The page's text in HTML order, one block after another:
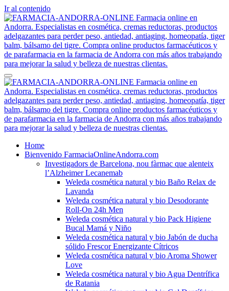
Ir al contenido
FARMACIA-ANDORRA-ONLINE Farmacia online en Andorra.
Especialistas en cosmética, cremas reductoras, productos adelgazantes
para perder peso, antiedad, antiaging, homeopatía, tiger balm,
bálsamo del tigre. Compra online productos farmacéuticos y de
parafarmacia en la farmacia de Andorra con más años trabajando para
mejorar la salud y belleza de nuestras clientas.
Farmacia online en Andorra. Especialistas en cosmética, cremas
reductoras, productos adelgazantes para perder peso, antiedad,
antiaging, homeopatía, tiger balm, bálsamo del tigre. Compra online
productos farmacéuticos y de parafarmacia en la farmacia de Andorra
con más años trabajando para mejorar la salud y belleza de nuestras
clientas.
Especialistas en cosmética, cremas reductoras, productos adelgazantes
para perder peso, antiedad, antiaging, homeopatía, tiger balm,
bálsamo del tigre. Compra online productos farmacéuticos y de
parafarmacia en la farmacia de Andorra con más años trabajando para
mejorar la salud y belleza de nuestras clientas.
Farmacia online en Andorra. Especialistas en cosmética, cremas
reductoras, productos adelgazantes para perder peso, antiedad,
antiaging, homeopatía, tiger balm, bálsamo del tigre. Compra online
productos farmacéuticos y de parafarmacia en la farmacia de Andorra
con más años trabajando para mejorar la salud y belleza de nuestras
Home
Bienvenido FarmaciaOnlineAndorra.com
Investigadors de Barcelona, nou fàrmac que alenteix
l’Alzheimer Lecanemab
Weleda cosmética natural y bio Baño Relax de
Lavanda
Weleda cosmética natural y bio Desodorante
Roll-On 24h Men
Weleda cosmética natural y bio Pack Higiene
Bucal Mamá y Niño
Weleda cosmética natural y bio Jabón de ducha
sólido Frescor Energizante Cítricos
Weleda cosmética natural y bio Aroma Shower
Love
Weleda cosmética natural y bio Agua Dentrífica
de Ratania